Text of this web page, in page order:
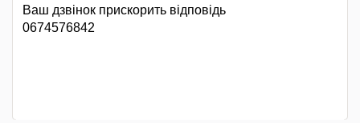
Ваш дзвінок прискорить відповідь
0674576842